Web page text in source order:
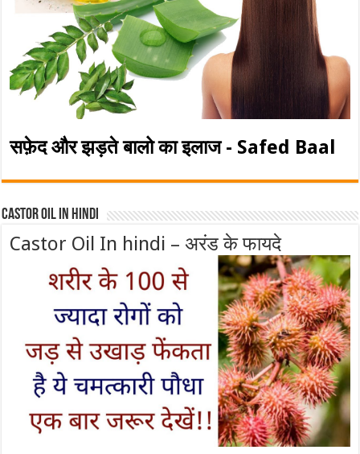
सफ़ेद और झड़ते बालो का इलाज - Safed Baal
Castor Oil In Hindi
Castor Oil In hindi – अरंड के फायदे